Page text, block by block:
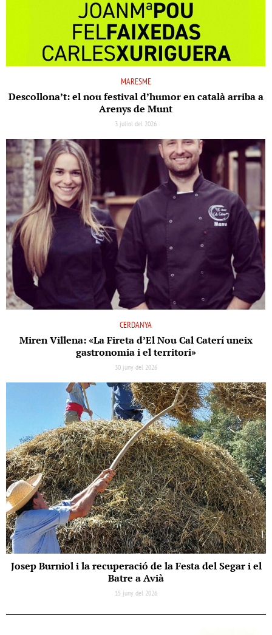
MARESME
Descollona’t: el nou festival d’humor en català arriba a
Arenys de Munt
3 juliol del 2026
CERDANYA
Miren Villena: «La Fireta d’El Nou Cal Caterí uneix
gastronomia i el territori»
30 juny del 2026
Josep Burniol i la recuperació de la Festa del Segar i el
Batre a Avià
15 juny del 2026